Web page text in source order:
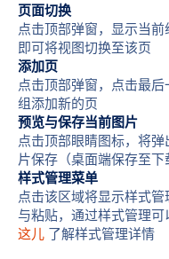
页面切换
点击顶部弹窗，显示当
即可将视图切换至该页
添加页
点击顶部弹窗，点击最
组添加新的页
预览与保存当前图片
点击顶部眼睛图标，将
片保存（桌面端保存至下
样式管理菜单
点击该区域将显示样式
与粘贴，通过样式管理可
这儿 了解样式管理详情